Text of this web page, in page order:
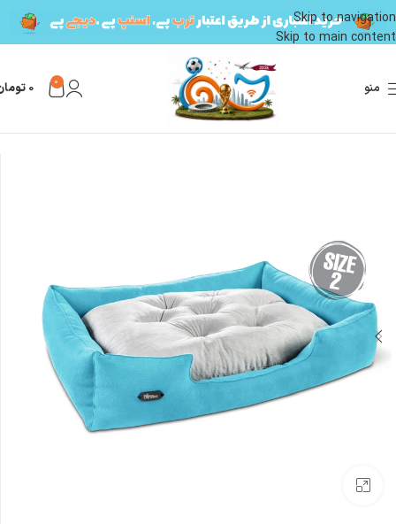
Skip to navigation
Skip to main content
منو 0
0
لوازم نگهداری گربه